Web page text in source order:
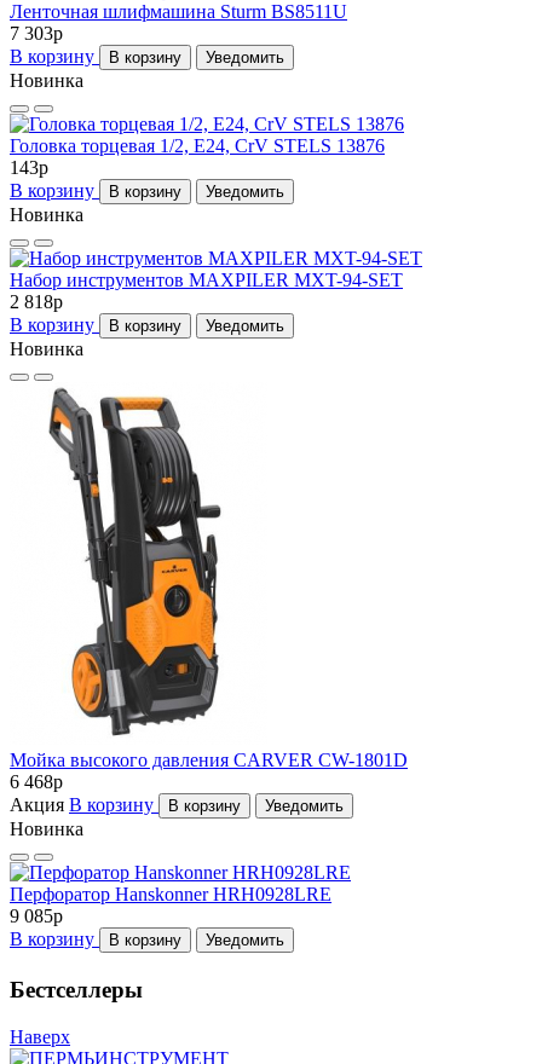
Ленточная шлифмашина Sturm BS8511U
7 303p
В корзину
В корзину Уведомить
Новинка
Головка торцевая 1/2, Е24, CrV STELS 13876
143p
В корзину
В корзину Уведомить
Новинка
Набор инструментов MAXPILER MXT-94-SET
2 818p
В корзину
В корзину Уведомить
Новинка
Мойка высокого давления CARVER CW-1801D
6 468p
Акция В корзину В корзину Уведомить
Новинка
Перфоратор Hanskonner HRH0928LRE
9 085p
В корзину
В корзину Уведомить
Бестселлеры
Наверх